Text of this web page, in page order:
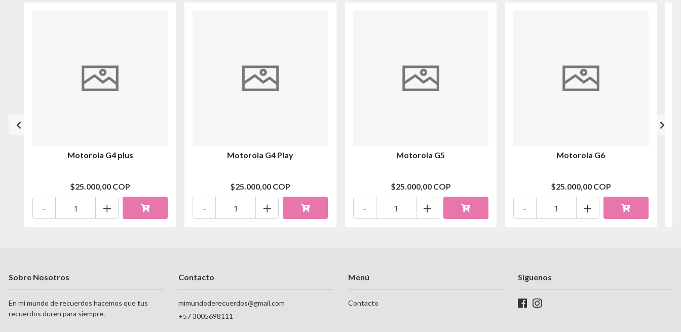
Motorola G4 plus
$25.000,00 COP
+
-
Motorola G4 Play
$25.000,00 COP
+
-
Motorola G5
$25.000,00 COP
+
-
Motorola G6
$25.000,00 COP
+
-
Sobre Nosotros
En mi mundo de recuerdos hacemos que tus
recuerdos duren para siempre.
Contacto
mimundoderecuerdos@gmail.com
+57 3005698111
Menú
Contacto
Síguenos